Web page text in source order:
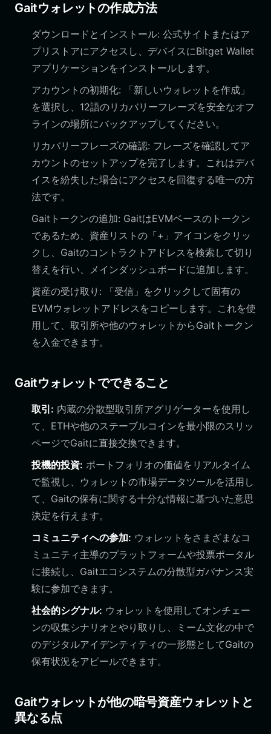
Gaitウォレットの作成方法
ダウンロードとインストール: 公式サイトまたはア
プリストアにアクセスし、デバイスにBitget Wallet
アプリケーションをインストールします。
アカウントの初期化: 「新しいウォレットを作成」
を選択し、12語のリカバリーフレーズを安全なオフ
ラインの場所にバックアップしてください。
リカバリーフレーズの確認: フレーズを確認してア
カウントのセットアップを完了します。これはデバ
イスを紛失した場合にアクセスを回復する唯一の方
法です。
Gaitトークンの追加: GaitはEVMベースのトークン
であるため、資産リストの「+」アイコンをクリッ
クし、Gaitのコントラクトアドレスを検索して切り
替えを行い、メインダッシュボードに追加します。
資産の受け取り: 「受信」をクリックして固有の
EVMウォレットアドレスをコピーします。これを使
用して、取引所や他のウォレットからGaitトークン
を入金できます。
Gaitウォレットでできること
取引: 内蔵の分散型取引所アグリゲーターを使用し
て、ETHや他のステーブルコインを最小限のスリッ
ページでGaitに直接交換できます。
投機的投資: ポートフォリオの価値をリアルタイム
で監視し、ウォレットの市場データツールを活用し
て、Gaitの保有に関する十分な情報に基づいた意思
決定を行えます。
コミュニティへの参加: ウォレットをさまざまなコ
ミュニティ主導のプラットフォームや投票ポータル
に接続し、Gaitエコシステムの分散型ガバナンス実
験に参加できます。
社会的シグナル: ウォレットを使用してオンチェー
ンの収集シナリオとやり取りし、ミーム文化の中で
のデジタルアイデンティティの一形態としてGaitの
保有状況をアピールできます。
Gaitウォレットが他の暗号資産ウォレットと
異なる点